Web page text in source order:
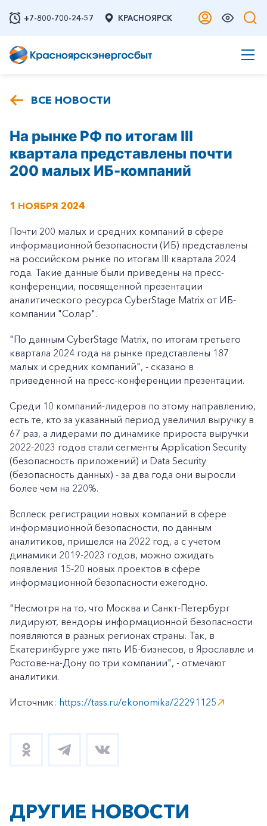
+7-800-700-24-57 КРАСНОЯРСК
ВСЕ НОВОСТИ
На рынке РФ по итогам III
квартала представлены почти
200 малых ИБ-компаний
1 НОЯБРЯ 2024
Почти 200 малых и средних компаний в сфере
информационной безопасности (ИБ) представлены
на российском рынке по итогам III квартала 2024
года. Такие данные были приведены на пресс-
конференции, посвященной презентации
аналитического ресурса CyberStage Matrix от ИБ-
компании "Солар".
"По данным CyberStage Matriх, по итогам третьего
квартала 2024 года на рынке представлены 187
малых и средних компаний", - сказано в
приведенной на пресс-конференции презентации.
Среди 10 компаний-лидеров по этому направлению,
есть те, кто за указанный период увеличил выручку в
67 раз, а лидерами по динамике прироста выручки
2022-2023 годов стали сегменты Application Security
(безопасность приложений) и Data Security
(безопасность данных) - за два года они выросли
более чем на 220%.
Всплеск регистрации новых компаний в сфере
информационной безопасности, по данным
аналитиков, пришелся на 2022 год, а с учетом
динамики 2019-2023 годов, можно ожидать
появления 15-20 новых проектов в сфере
информационной безопасности ежегодно.
"Несмотря на то, что Москва и Санкт-Петербург
лидируют, вендоры информационной безопасности
появляются в разных регионах страны. Так, в
Екатеринбурге уже пять ИБ-бизнесов, в Ярославле и
Ростове-на-Дону по три компании", - отмечают
аналитики.
Источник: https://tass.ru/ekonomika/22291125
ДРУГИЕ НОВОСТИ